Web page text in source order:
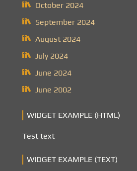
October 2024
September 2024
August 2024
July 2024
June 2024
June 2002
WIDGET EXAMPLE (HTML)
Test text
WIDGET EXAMPLE (TEXT)